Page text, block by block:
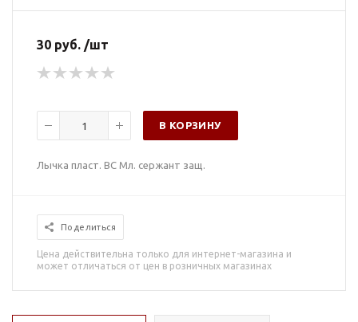
30 руб. /шт
В КОРЗИНУ
Лычка пласт. ВС Мл. сержант защ.
Поделиться
Цена действительна только для интернет-магазина и
может отличаться от цен в розничных магазинах